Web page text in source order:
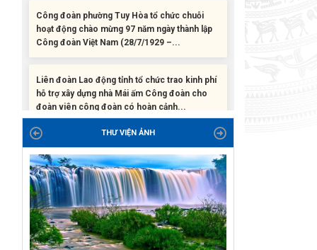
Công đoàn Việt Nam (28/7/1929 –...
Liên đoàn Lao động tỉnh tổ chức trao kinh phí
đoàn viên công đoàn có hoàn cảnh...
Bàn giao Mái ấm công đoàn cho 2 đoàn viên
thuộc Công đoàn phường Tân An
Liên đoàn Lao động tỉnh trao tặng 100 bộ bút
chấm đọc tiếng Anh cho con đoàn viên, người
lao động khó khăn trước khai...
ĐỜI ĐỜI GHI NHỚ CÔNG ƠN CÁC ANH HÙNG
LIỆT SĨ, THƯƠNG BINH VÀ NGƯỜI CÓ CÔNG
THƯ VIỆN ẢNH